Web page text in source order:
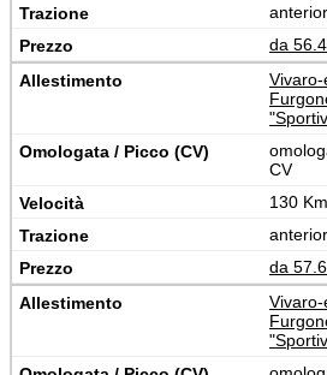
da
CV
130
da